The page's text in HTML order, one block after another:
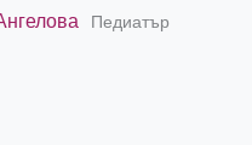
Педиатър